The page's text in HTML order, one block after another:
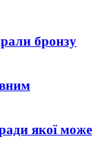
бронзу
якої може